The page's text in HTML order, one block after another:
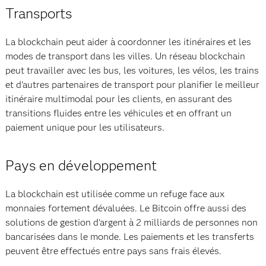
Transports
La blockchain peut aider à coordonner les itinéraires et les
modes de transport dans les villes. Un réseau blockchain
peut travailler avec les bus, les voitures, les vélos, les trains
et d'autres partenaires de transport pour planifier le meilleur
itinéraire multimodal pour les clients, en assurant des
transitions fluides entre les véhicules et en offrant un
paiement unique pour les utilisateurs.
Pays en développement
La blockchain est utilisée comme un refuge face aux
monnaies fortement dévaluées. Le Bitcoin offre aussi des
solutions de gestion d'argent à 2 milliards de personnes non
bancarisées dans le monde. Les paiements et les transferts
peuvent être effectués entre pays sans frais élevés.